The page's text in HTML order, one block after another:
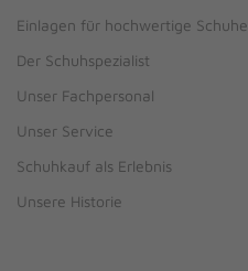
Einlagen für hochwertige Schuhe
Der Schuhspezialist
Unser Fachpersonal
Unser Service
Schuhkauf als Erlebnis
Unsere Historie